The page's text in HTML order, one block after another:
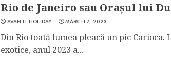
Rio de Janeiro sau Orașul lui
AVANTI HOLIDAY MARCH 7, 2023
Din Rio toată lumea pleacă un pic Carioca.
exotice, anul 2023 a...